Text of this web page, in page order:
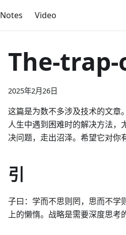
Notes Video
The-
2025年2月26日
这篇是为数不多涉及技术的文章
人生中遇到困难时的解决方法，
决问题，走出沼泽。希望它对你
引
子曰：学而不思则罔，思而不学
上的懒惰。战略是需要深度思考